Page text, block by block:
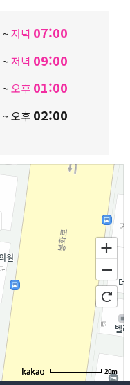
~저녁 07:00
~저녁 09:00
~오후 01:00
~오후 02:00
20m